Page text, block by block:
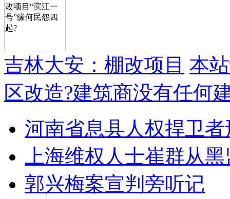
吉林大安：棚改项目 本
区改造?建筑商没有任何
河南省息县人权捍卫
上海维权人士崔群从
郭兴梅案宣判旁听记